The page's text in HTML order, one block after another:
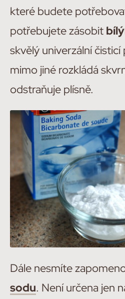
které budete
potřebujete zásobit
skvělý univerzální
mimo jiné rozkládá
odstraňuje plísně.
Dále nesmíte
sodu. Není určena jen